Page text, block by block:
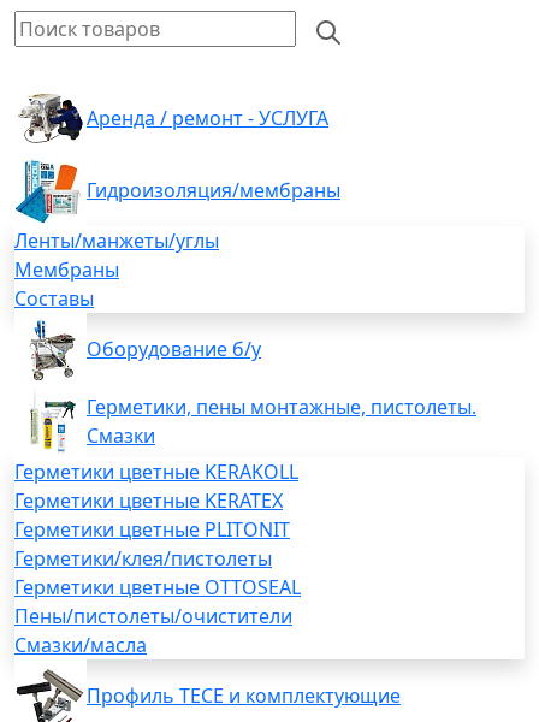
Аренда / ремонт - УСЛУГА
Гидроизоляция/мембраны
Ленты/манжеты/углы
Мембраны
Составы
Оборудование б/у
Герметики, пены монтажные, пистолеты.
Смазки
Герметики цветные KERAKOLL
Герметики цветные KERATEX
Герметики цветные PLITONIT
Герметики/клея/пистолеты
Герметики цветные OTTOSEAL
Пены/пистолеты/очистители
Смазки/масла
Профиль TECE и комплектующие